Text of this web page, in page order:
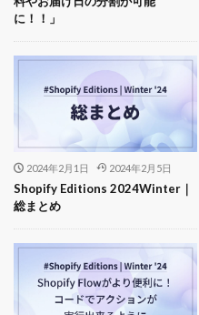
に！！」
2024年2月1日 2024年2月5日
Shopify Editions 2024Winter｜
総まとめ